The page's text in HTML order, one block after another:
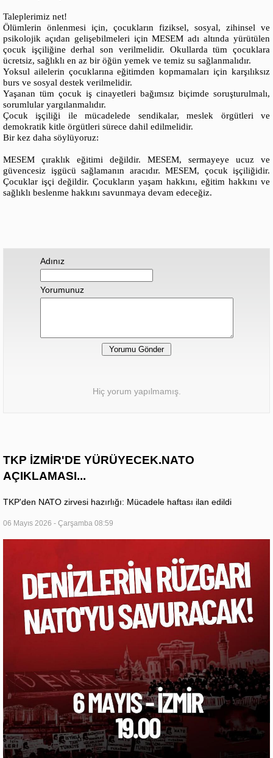
Taleplerimiz net!
Ölümlerin önlenmesi için, çocukların fiziksel, sosyal, zihinsel ve
psikolojik açıdan gelişebilmeleri için MESEM adı altında yürütülen
çocuk işçiliğine derhal son verilmelidir. Okullarda tüm çocuklara
ücretsiz, sağlıklı en az bir öğün yemek ve temiz su sağlanmalıdır.
Yoksul ailelerin çocuklarına eğitimden kopmamaları için karşılıksız
burs ve sosyal destek verilmelidir.
Yaşanan tüm çocuk iş cinayetleri bağımsız biçimde soruşturulmalı,
sorumlular yargılanmalıdır.
Çocuk işçiliği ile mücadelede sendikalar, meslek örgütleri ve
demokratik kitle örgütleri sürece dahil edilmelidir.
Bir kez daha söylüyoruz:
MESEM çıraklık eğitimi değildir. MESEM, sermayeye ucuz ve
güvencesiz işgücü sağlamanın aracıdır. MESEM, çocuk işçiliğidir.
Çocuklar işçi değildir. Çocukların yaşam hakkını, eğitim hakkını ve
sağlıklı beslenme hakkını savunmaya devam edeceğiz.
Adınız
Yorumunuz
Hiç yorum yapılmamış.
TKP İZMİR'DE YÜRÜYECEK.NATO
AÇIKLAMASI...
TKP'den NATO zirvesi hazırlığı: Mücadele haftası ilan edildi
06 Mayıs 2026 - Çarşamba 08:59